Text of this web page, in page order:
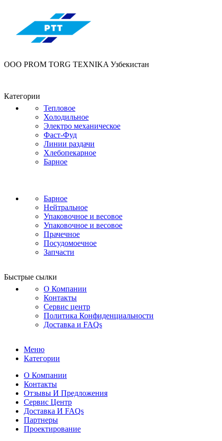
OOO PROM TORG TEXNIKA Узбекистан
Категории
Тепловое
Холодильное
Электро механическое
Фаст-Фуд
Линии раздачи
Хлебопекарное
Барное
Барное
Нейтральное
Упаковочное и весовое
Упаковочное и весовое
Прачечное
Посудомоечное
Запчасти
Быстрые сылки
О Компании
Контакты
Сервис центр
Политика Конфиденциальности
Доставка и FAQs
Меню
Категории
О Компании
Контакты
Отзывы И Предложения
Сервис Центр
Доставка И FAQs
Партнеры
Проектирование